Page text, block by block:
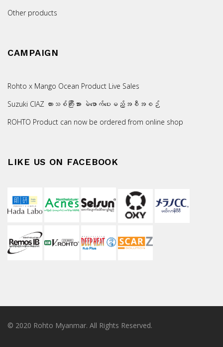
Other products
CAMPAIGN
Rohto x Mango Ocean Product Live Sales
Suzuki CIAZ ကားသစ်ကြီးအား မဲဖောက်ပေးမည့်အစီအစဉ်
ROHTO Product can now be ordered from online shop
LIKE US ON FACEBOOK
© 2020 Rohto Myanmar. All Rights Reserved.